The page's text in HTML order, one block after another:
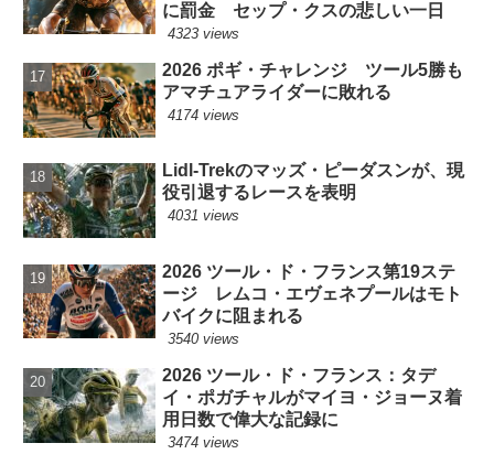
に罰金 セップ・クスの悲しい一日
4323 views
2026 ポギ・チャレンジ ツール5勝も
アマチュアライダーに敗れる
4174 views
Lidl-Trekのマッズ・ピーダスンが、現
役引退するレースを表明
4031 views
2026 ツール・ド・フランス第19ステ
ージ レムコ・エヴェネプールはモト
バイクに阻まれる
3540 views
2026 ツール・ド・フランス：タデ
イ・ポガチャルがマイヨ・ジョーヌ着
用日数で偉大な記録に
3474 views